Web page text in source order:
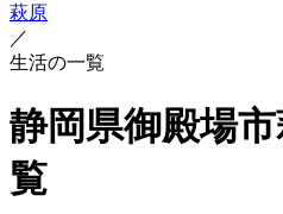
萩原
／
生活の一覧
静岡県御殿場
覧